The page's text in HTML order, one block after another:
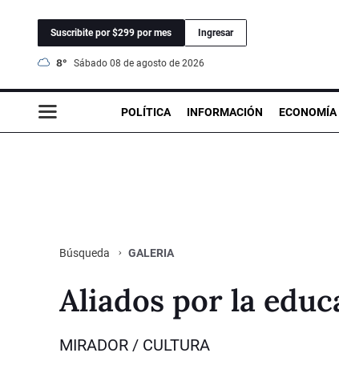
Suscribite por $299 por mes Ingresar
8° sábado 08 de agosto de 2026
POLÍTICA INFORMACIÓN ECONOMÍA
Búsqueda GALERIA
Aliados por la
MIRADOR / CULTURA